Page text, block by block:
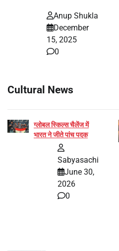
Anup Shukla
December
15, 2025
0
Cultural News
ग्लोबल स्किल्स चैलेंज में
भारत ने जीते पांच पदक
Sabyasachi
June 30,
2026
0